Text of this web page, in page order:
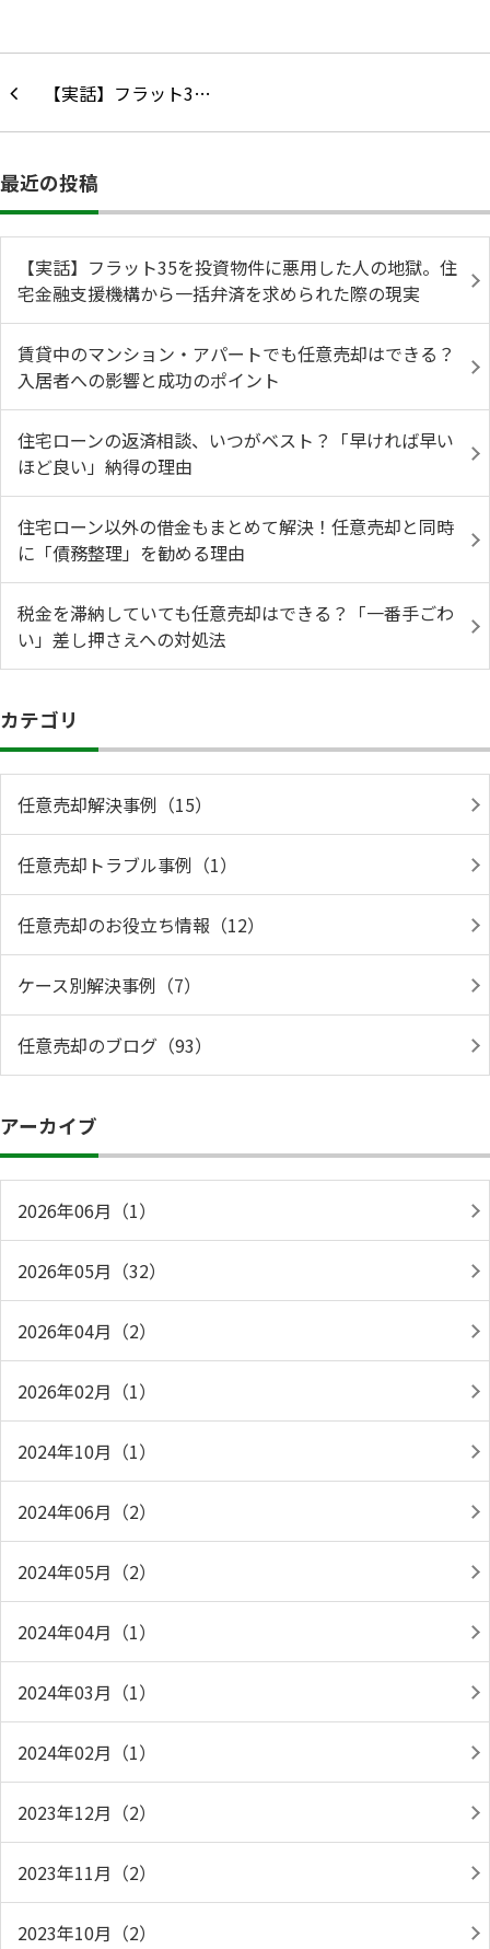
【実話】フラット3…
最近の投稿
【実話】フラット35を投資物件に悪用した人の地獄。住
宅金融支援機構から一括弁済を求められた際の現実
賃貸中のマンション・アパートでも任意売却はできる？
入居者への影響と成功のポイント
住宅ローンの返済相談、いつがベスト？「早ければ早い
ほど良い」納得の理由
住宅ローン以外の借金もまとめて解決！任意売却と同時
に「債務整理」を勧める理由
税金を滞納していても任意売却はできる？「一番手ごわ
い」差し押さえへの対処法
カテゴリ
任意売却解決事例（15）
任意売却トラブル事例（1）
任意売却のお役立ち情報（12）
ケース別解決事例（7）
任意売却のブログ（93）
アーカイブ
2026年06月（1）
2026年05月（32）
2026年04月（2）
2026年02月（1）
2024年10月（1）
2024年06月（2）
2024年05月（2）
2024年04月（1）
2024年03月（1）
2024年02月（1）
2023年12月（2）
2023年11月（2）
2023年10月（2）